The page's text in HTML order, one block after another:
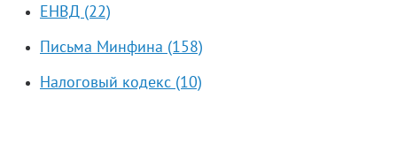
ЕНВД (22)
Письма Минфина (158)
Налоговый кодекс (10)